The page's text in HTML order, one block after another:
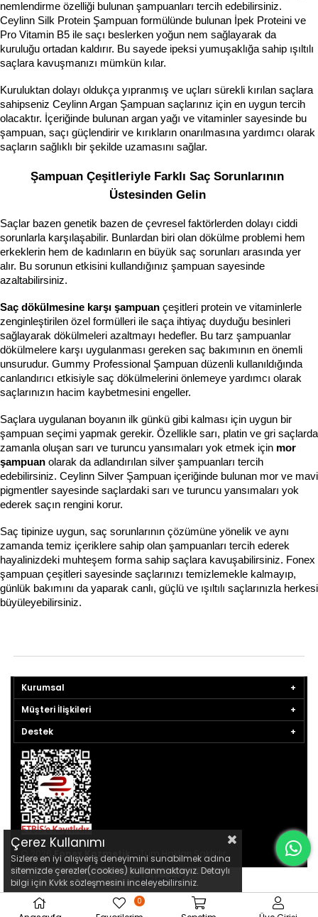
nemlendirme özelliği bulunan şampuanları tercih edebilirsiniz.
Ceylinn Silk Protein Şampuan formülünde bulunan İpek Proteini ve
Pro Vitamin B5 ile saçı beslerken yoğun nem sağlayarak da
kuruluğu ortadan kaldırır. Bu sayede ipeksi yumuşaklığa sahip ışıltılı
saçlara kavuşmanızı mümkün kılar.
Kuruluktan dolayı oldukça yıpranmış ve uçları sürekli kırılan saçlara
sahipseniz Ceylinn Argan Şampuan saçlarınız için en uygun tercih
olacaktır. İçeriğinde bulunan argan yağı ve vitaminler sayesinde bu
şampuan, saçı güçlendirir ve kırıkların onarılmasına yardımcı olarak
saçların sağlıklı bir şekilde uzamasını sağlar.
Şampuan Çeşitleriyle Farklı Saç Sorunlarının
Üstesinden Gelin
Saçlar bazen genetik bazen de çevresel faktörlerden dolayı ciddi
sorunlarla karşılaşabilir. Bunlardan biri olan dökülme problemi hem
erkeklerin hem de kadınların en büyük saç sorunları arasında yer
alır. Bu sorunun etkisini kullandığınız şampuan sayesinde
azaltabilirsiniz.
Saç dökülmesine karşı şampuan çeşitleri protein ve vitaminlerle
zenginleştirilen özel formülleri ile saça ihtiyaç duyduğu besinleri
sağlayarak dökülmeleri azaltmayı hedefler. Bu tarz şampuanlar
dökülmelere karşı uygulanması gereken saç bakımının en önemli
unsurudur. Gummy Professional Şampuan düzenli kullanıldığında
canlandırıcı etkisiyle saç dökülmelerini önlemeye yardımcı olarak
saçlarınızın hacim kaybetmesini engeller.
Saçlara uygulanan boyanın ilk günkü gibi kalması için uygun bir
şampuan seçimi yapmak gerekir. Özellikle sarı, platin ve gri saçlarda
zamanla oluşan sarı ve turuncu yansımaları yok etmek için mor
şampuan olarak da adlandırılan silver şampuanları tercih
edebilirsiniz. Ceylinn Silver Şampuan içeriğinde bulunan mor ve mavi
pigmentler sayesinde saçlardaki sarı ve turuncu yansımaları yok
ederek saçın rengini korur.
Saç tipinize uygun, saç sorunlarının çözümüne yönelik ve aynı
zamanda temiz içeriklere sahip olan şampuanları tercih ederek
hayalinizdeki muhteşem forma sahip saçlara kavuşabilirsiniz. Fonex
şampuan çeşitleri sayesinde saçlarınızı temizlemekle kalmayıp,
günlük bakımını da yaparak canlı, güçlü ve ışıltılı saçlarınızla herkesi
büyüleyebilirsiniz.
Kurumsal
Müşteri İlişkileri
Destek
© 2026 Fonex Kozmetik - Tüm Hakları Saklıdır.
Çerez Kullanımı
Sizlere en iyi alışveriş deneyimini sunabilmek adına
sitemizde çerezler(cookies) kullanmaktayız. Detaylı
bilgi için Kvkk sözleşmesini inceleyebilirsiniz.
0